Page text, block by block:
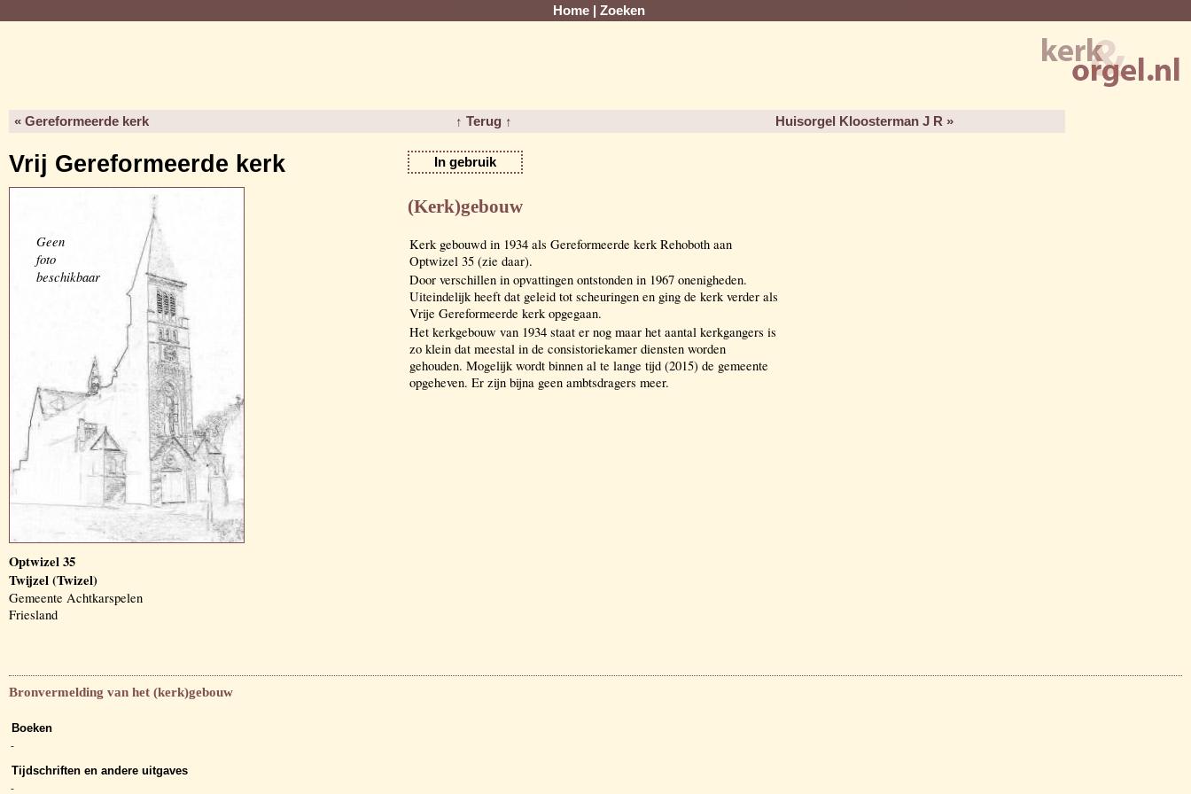
Home Zoeken
« Gereformeerde kerk ↑ Terug ↑ Huisorgel Kloosterman J R »
Vrij Gereformeerde kerk In gebruik
Geen
foto
beschikbaar
Optwizel 35
Twijzel (Twizel)
Gemeente Achtkarspelen
Friesland
(Kerk)gebouw
Kerk gebouwd in 1934 als Gereformeerde kerk Rehoboth aan
Optwizel 35 (zie daar).
Door verschillen in opvattingen ontstonden in 1967 onenigheden.
Uiteindelijk heeft dat geleid tot scheuringen en ging de kerk verder als
Vrije Gereformeerde kerk opgegaan.
Het kerkgebouw van 1934 staat er nog maar het aantal kerkgangers is
zo klein dat meestal in de consistoriekamer diensten worden
gehouden. Mogelijk wordt binnen al te lange tijd (2015) de gemeente
opgeheven. Er zijn bijna geen ambtsdragers meer.
Bronvermelding van het (kerk)gebouw
Boeken
-
Tijdschriften en andere uitgaves
-